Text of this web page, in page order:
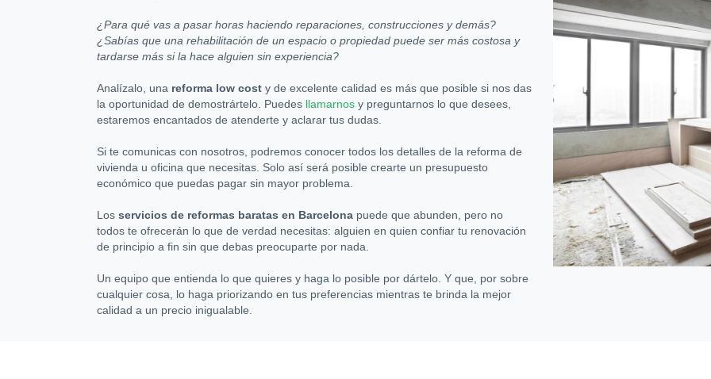
¿Para qué vas a pasar horas haciendo reparaciones, construcciones y demás?
¿Sabías que una rehabilitación de un espacio o propiedad puede ser más costosa y
tardarse más si la hace alguien sin experiencia?
Analízalo, una reforma low cost y de excelente calidad es más que posible si nos das
la oportunidad de demostrártelo. Puedes llamarnos y preguntarnos lo que desees,
estaremos encantados de atenderte y aclarar tus dudas.
Si te comunicas con nosotros, podremos conocer todos los detalles de la reforma de
vivienda u oficina que necesitas. Solo así será posible crearte un presupuesto
económico que puedas pagar sin mayor problema.
Los servicios de reformas baratas en Barcelona puede que abunden, pero no
todos te ofrecerán lo que de verdad necesitas: alguien en quien confiar tu renovación
de principio a fin sin que debas preocuparte por nada.
Un equipo que entienda lo que quieres y haga lo posible por dártelo. Y que, por sobre
cualquier cosa, lo haga priorizando en tus preferencias mientras te brinda la mejor
calidad a un precio inigualable.